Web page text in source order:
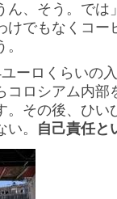
ん、そう。で
けでもなくコ
ーロくらいの
コロシアム内部
。その後、ひ
。 自己責任と